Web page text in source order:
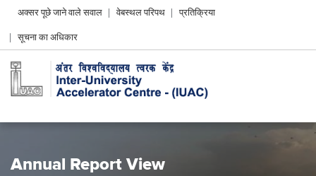
Header
menu
अक्सर पूछे जाने वाले सवाल वेबस्थल परिपथ
प्रतिक्रिया
सूचना का अधिकार
Annual Report View